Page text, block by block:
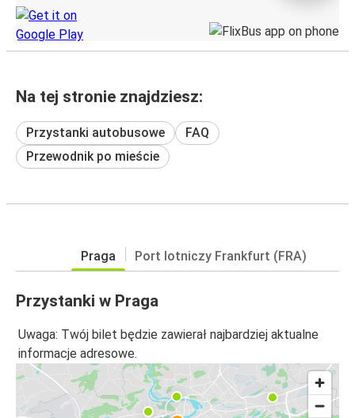
Na tej stronie znajdziesz:
Przystanki autobusowe
FAQ
Przewodnik po mieście
Praga Port lotniczy Frankfurt (FRA)
Przystanki w Praga
Uwaga: Twój bilet będzie zawierał najbardziej aktualne
informacje adresowe.